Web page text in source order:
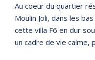
Au coeur du quartier
Moulin Joli, dans les
cette villa F6 en dur
un cadre de vie calme,